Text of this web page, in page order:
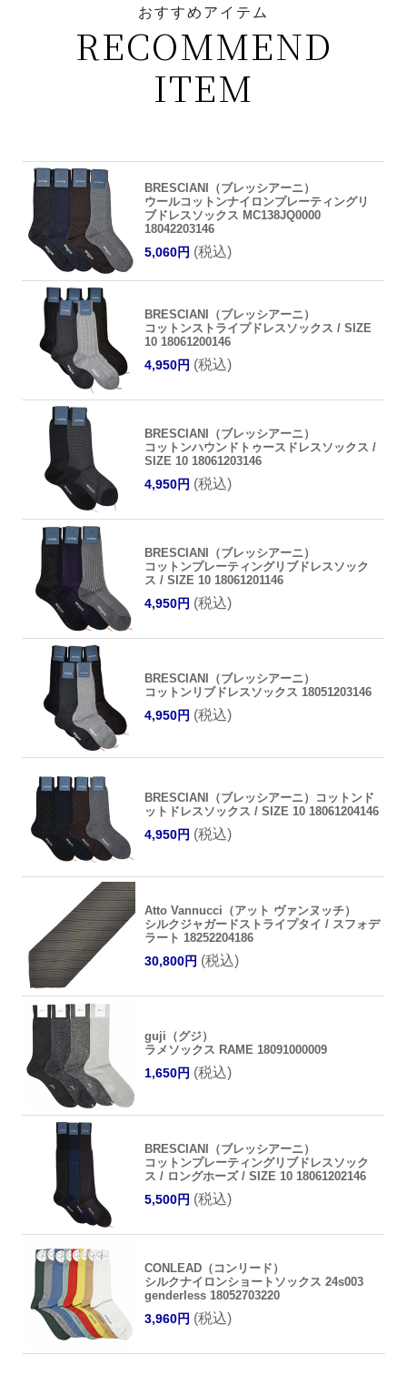
おすすめアイテム
RECOMMEND
ITEM
BRESCIANI（ブレッシアーニ）
ウールコットンナイロンプレーティングリ
ブドレスソックス MC138JQ0000
18042203146
5,060円 (税込)
BRESCIANI（ブレッシアーニ）
コットンストライプドレスソックス / SIZE
10 18061200146
4,950円 (税込)
BRESCIANI（ブレッシアーニ）
コットンハウンドトゥースドレスソックス /
SIZE 10 18061203146
4,950円 (税込)
BRESCIANI（ブレッシアーニ）
コットンプレーティングリブドレスソック
ス / SIZE 10 18061201146
4,950円 (税込)
BRESCIANI（ブレッシアーニ）
コットンリブドレスソックス 18051203146
4,950円 (税込)
BRESCIANI（ブレッシアーニ）コットンド
ットドレスソックス / SIZE 10 18061204146
4,950円 (税込)
Atto Vannucci（アット ヴァンヌッチ）
シルクジャガードストライプタイ / スフォデ
ラート 18252204186
30,800円 (税込)
guji（グジ）
ラメソックス RAME 18091000009
1,650円 (税込)
BRESCIANI（ブレッシアーニ）
コットンプレーティングリブドレスソック
ス / ロングホーズ / SIZE 10 18061202146
5,500円 (税込)
CONLEAD（コンリード）
シルクナイロンショートソックス 24s003
genderless 18052703220
3,960円 (税込)